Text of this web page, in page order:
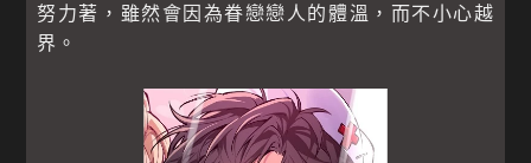
努力著，雖然會因為眷戀戀人的體溫，而不小心越
界。